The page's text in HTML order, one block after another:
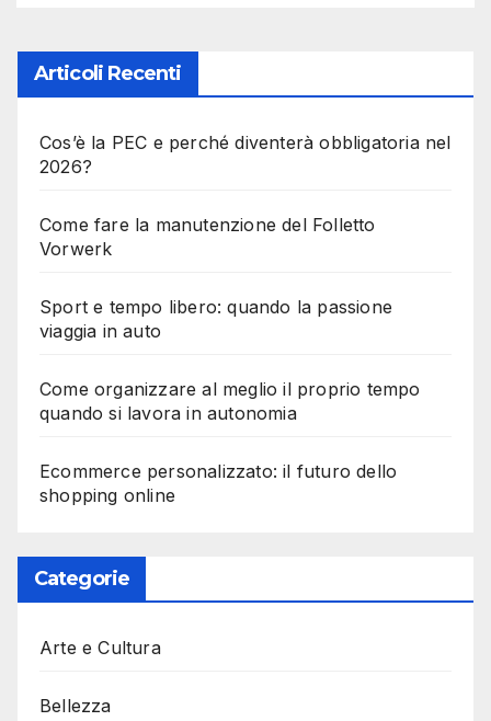
Articoli Recenti
Cos’è la PEC e perché diventerà obbligatoria nel
2026?
Come fare la manutenzione del Folletto
Vorwerk
Sport e tempo libero: quando la passione
viaggia in auto
Come organizzare al meglio il proprio tempo
quando si lavora in autonomia
Ecommerce personalizzato: il futuro dello
shopping online
Categorie
Arte e Cultura
Bellezza